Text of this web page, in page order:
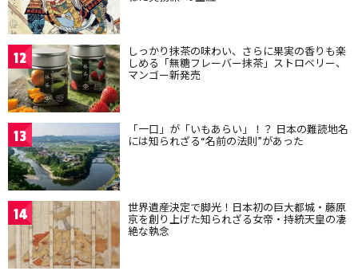
12 しっかり抹茶の味わい、さらに果実の香りも楽
しめる「無糖フレーバー抹茶」ストロベリー、
マンゴー新発売
13 「一口」が「いもあらい」！？ 日本の難読地名
には知られざる“名前の法則”があった
14 世界遺産決定で脚光！日本初の巨大都城・藤原
京を創り上げた知られざる女帝・持統天皇の凄
絶な執念